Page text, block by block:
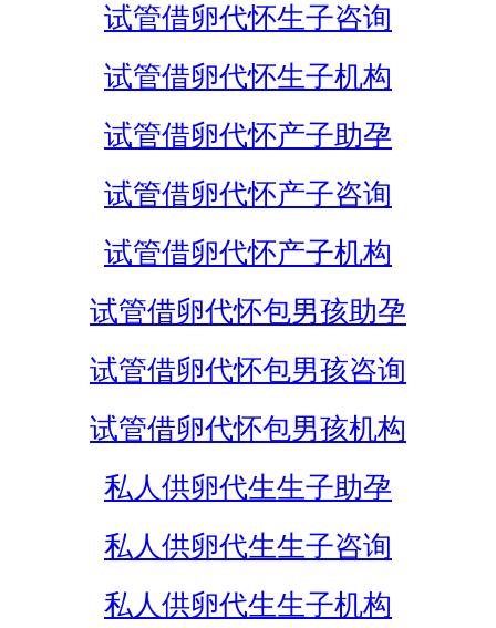
试管借卵代怀生子咨询
试管借卵代怀生子机构
试管借卵代怀产子助孕
试管借卵代怀产子咨询
试管借卵代怀产子机构
试管借卵代怀包男孩助孕
试管借卵代怀包男孩咨询
试管借卵代怀包男孩机构
私人供卵代生生子助孕
私人供卵代生生子咨询
私人供卵代生生子机构